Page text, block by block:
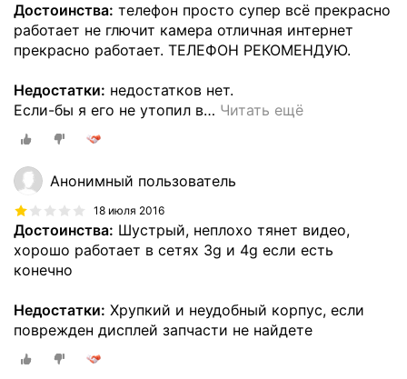
Достоинства: телефон просто супер всё прекрасно
работает не глючит камера отличная интернет
прекрасно работает. ТЕЛЕФОН РЕКОМЕНДУЮ.
Недостатки: недостатков нет.
Если-бы я его не утопил в… Читать ещё
Анонимный пользователь
18 июля 2016
Достоинства: Шустрый, неплохо тянет видео,
хорошо работает в сетях 3g и 4g если есть
конечно
Недостатки: Хрупкий и неудобный корпус, если
поврежден дисплей запчасти не найдете